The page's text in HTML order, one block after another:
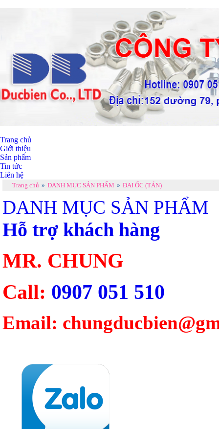
Trang chủ
Giới thiệu
Sản phẩm
Tin tức
Liên hệ
Trang chủ » DANH MỤC SẢN PHẨM » ĐAI ỐC (TÁN)
DANH MỤC SẢN PHẨM
Hỗ trợ khách hàng
MR. CHUNG
Call: 0907 051 510
Email: